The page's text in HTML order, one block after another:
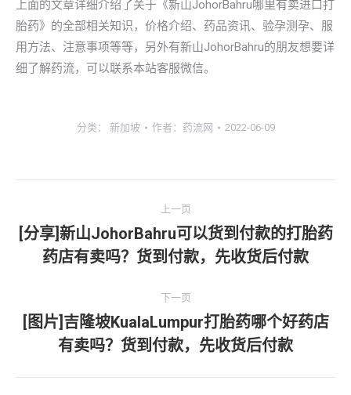
上面的文章详细介绍了关于《新山JohorBahru哪里有卖进口打
胎药》的全部相关知识，价格介绍、药品资讯、验孕测孕、服
用方法、注意事项等等，另外有新山JohorBahru的朋友想要详
细了解药流，可以联系本站客服微信。
分类： 新加坡 作者： 药流网 2022-06-09
章
上一页
上
一
[分享]新山JohorBahru可以货到付款的打胎药
药店有卖吗？货到付款，先收货后付款
下一页
下
一
文
[图片]吉隆坡KualaLumpur打胎药哪个好药店
有卖吗？货到付款，先收货后付款